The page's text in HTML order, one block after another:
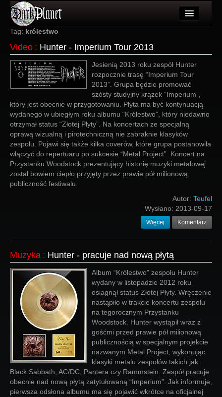
Artykuły
Użytkownicy
Wydarzenia
Galeria
Forum
Więcej
Login
Tag: królestwo
Video : Hunter - Imperium Tour 2013
Jesienią 2013 roku zespół Hunter
rozpocznie trasę “Imperium Tour
2013”. Grupa będzie promować
szósty studyjny krążek “Imperium”,
który jest obecnie w przygotowaniu. Płyta ma być kontynuacją
wydanego w ubiegłym roku albumu “Królestwo”, który niedawno
otrzymał status “Złotej Płyty”. Na koncertach ze specjalną
oprawą wizualną i pirotechniczną nie zabraknie klasyków
zespołu. Pojawi się także kilka coverów, które grupa postanowiła
włączyć do repertuaru po sukcesie “Metal Project”. Koncert na
Przystanku Woodstock prezentujący historię muzyki metalowej
został bowiem ciepło przyjęty przez prawie pół milionową
publiczność festiwalu.
Autor: Teufel
Wysłano: 2013-09-17
Więcej Komentarz
Muzyka : Hunter - pracuje nad nową płytą
Album “Królestwo” zespołu Hunter
wydany w listopadzie 2012 roku
osiagnął status Złotej Płyty. Wręczenie
nastąpiło w trakcie koncertu zespołu
na tegorocznym Przystanku
Woodstock. Hunter wystąpił wraz z
gośćmi przed prawie pół milionową
publicznością w specjalnym projekcie
nazwanym Metal Project, wykonując
klasyki metalu zespołów takich jak:
Black Sabbath, AC/DC, Pantera czy Rammstein. Zespół pracuje
obecnie nad nową płytą zatytułowaną “Imperium”. Jak informuje,
pierwsza odsłona albumu ma się pojawić wkrótce na oficjalnej